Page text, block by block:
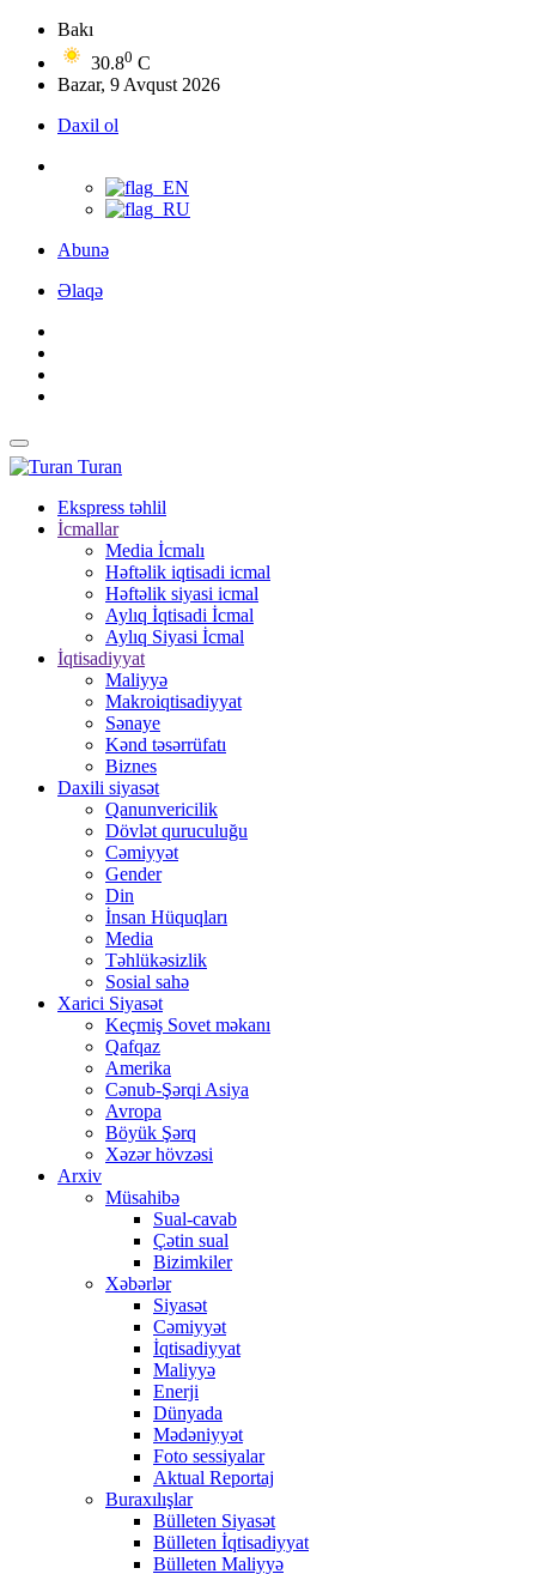
Bakı
30.80 C
Bazar, 9 Avqust 2026
Daxil ol
Abunə
Əlaqə
Turan
Ekspress təhlil
İcmallar
Media İcmalı
Həftəlik iqtisadi icmal
Həftəlik siyasi icmal
Aylıq İqtisadi İcmal
Aylıq Siyasi İcmal
İqtisadiyyat
Maliyyə
Makroiqtisadiyyat
Sənaye
Kənd təsərrüfatı
Biznes
Daxili siyasət
Qanunvericilik
Dövlət quruculuğu
Cəmiyyət
Gender
Din
İnsan Hüquqları
Media
Təhlükəsizlik
Sosial sahə
Xarici Siyasət
Keçmiş Sovet məkanı
Qafqaz
Amerika
Cənub-Şərqi Asiya
Avropa
Böyük Şərq
Xəzər hövzəsi
Arxiv
Müsahibə
Sual-cavab
Çətin sual
Bizimkiler
Xəbərlər
Siyasət
Cəmiyyət
İqtisadiyyat
Maliyyə
Enerji
Dünyada
Mədəniyyət
Foto sessiyalar
Aktual Reportaj
Buraxılışlar
Bülleten Siyasət
Bülleten İqtisadiyyat
Bülleten Maliyyə